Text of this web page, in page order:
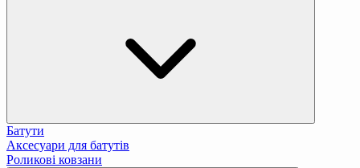
Батути
Аксесуари для батутів
Роликові ковзани